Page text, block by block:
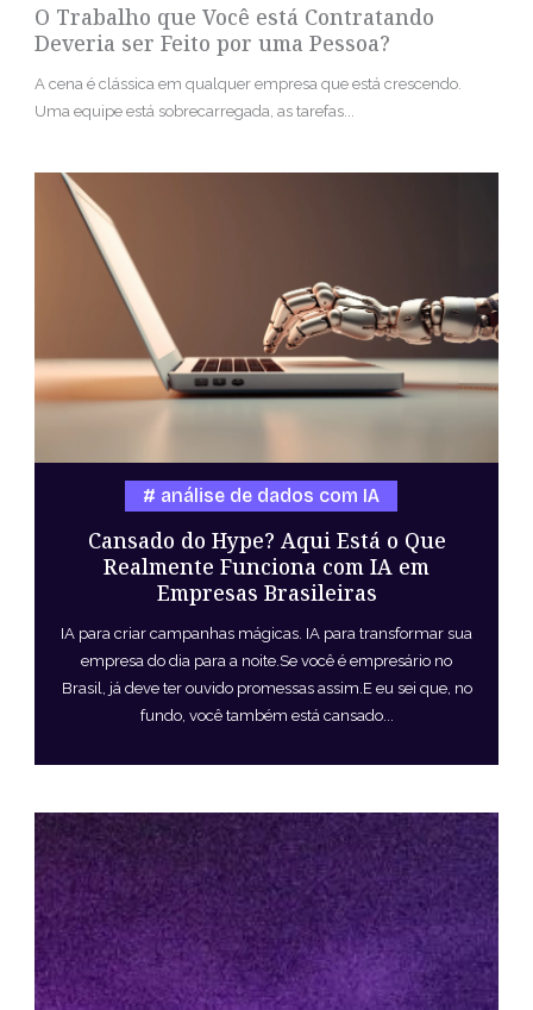
O Trabalho que Você está Contratando
Deveria ser Feito por uma Pessoa?
A cena é clássica em qualquer empresa que está crescendo.
Uma equipe está sobrecarregada, as tarefas...
Cansado do Hype? Aqui Está o Que
Realmente Funciona com IA em
Empresas Brasileiras
análise de dados com IA
IA para criar campanhas mágicas. IA para transformar sua
empresa do dia para a noite.Se você é empresário no
Brasil, já deve ter ouvido promessas assim.E eu sei que, no
fundo, você também está cansado...